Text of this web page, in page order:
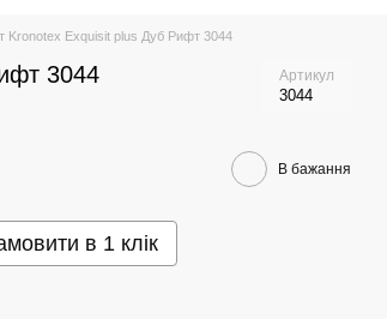
Kronotex Exquisit plus Дуб Рифт 3044
3044 Артикул
3044
В бажання
в 1 клік